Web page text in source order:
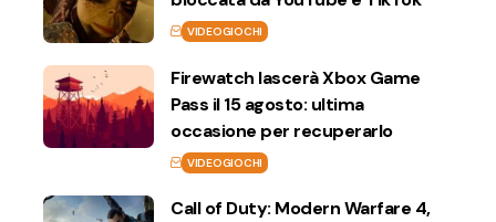
VIDEOGIOCHI
Firewatch lascerà Xbox Game
Pass il 15 agosto: ultima
occasione per recuperarlo
VIDEOGIOCHI
Call of Duty: Modern Warfare 4,